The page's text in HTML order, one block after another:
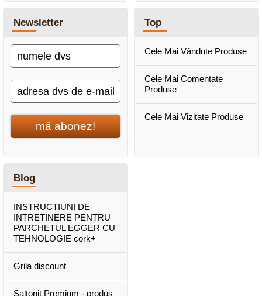
Newsletter
mă abonez!
Top
Cele Mai Vândute Produse
Cele Mai Comentate
Produse
Cele Mai Vizitate Produse
Blog
INSTRUCTIUNI DE
INTRETINERE PENTRU
PARCHETUL EGGER CU
TEHNOLOGIE cork+
Grila discount
Saltonit Premium - produs